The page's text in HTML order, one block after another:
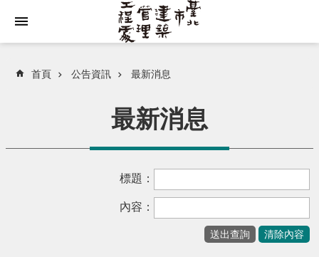
首頁 公告資訊 最新消息
最新消息
標題：
內容：